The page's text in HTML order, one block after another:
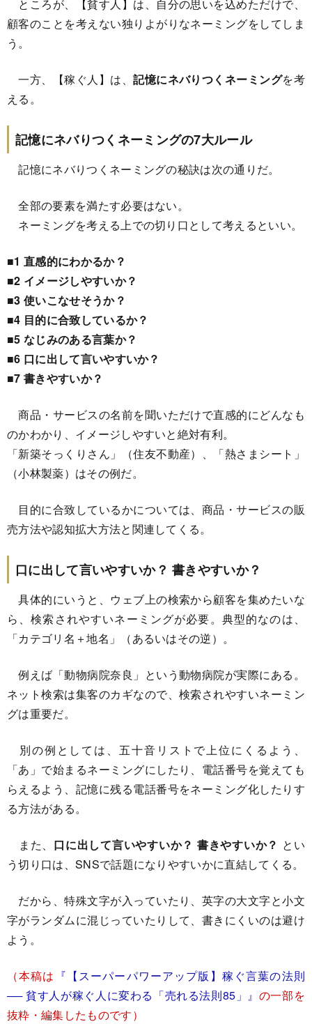
ところが、【貧す人】は、自分の思いを込めただけで、
顧客のことを考えない独りよがりなネーミングをしてしま
う。
一方、【稼ぐ人】は、記憶にネバりつくネーミングを考
える。
記憶にネバりつくネーミングの7大ルール
記憶にネバりつくネーミングの秘訣は次の通りだ。
全部の要素を満たす必要はない。
ネーミングを考える上での切り口として考えるといい。
■1 直感的にわかるか？
■2 イメージしやすいか？
■3 使いこなせそうか？
■4 目的に合致しているか？
■5 なじみのある言葉か？
■6 口に出して言いやすいか？
■7 書きやすいか？
商品・サービスの名前を聞いただけで直感的にどんなも
のかわかり、イメージしやすいと絶対有利。
「新築そっくりさん」（住友不動産）、「熱さまシート」
（小林製薬）はその例だ。
目的に合致しているかについては、商品・サービスの販
売方法や認知拡大方法と関連してくる。
口に出して言いやすいか？ 書きやすいか？
具体的にいうと、ウェブ上の検索から顧客を集めたいな
ら、検索されやすいネーミングが必要。典型的なのは、
「カテゴリ名＋地名」（あるいはその逆）。
例えば「動物病院奈良」という動物病院が実際にある。
ネット検索は集客のカギなので、検索されやすいネーミン
グは重要だ。
別の例としては、五十音リストで上位にくるよう、
「あ」で始まるネーミングにしたり、電話番号を覚えても
らえるよう、記憶に残る電話番号をネーミング化したりす
る方法がある。
また、 口に出して言いやすいか？ 書きやすいか？ とい
う切り口は、SNSで話題になりやすいかに直結してくる。
だから、特殊文字が入っていたり、英字の大文字と小文
字がランダムに混じっていたりして、書きにくいのは避け
よう。
（本稿は 『【スーパーパワーアップ版】稼ぐ言葉の法則
── 貧す人が稼ぐ人に変わる「売れる法則85」』 の一部を
抜粋・編集したものです）